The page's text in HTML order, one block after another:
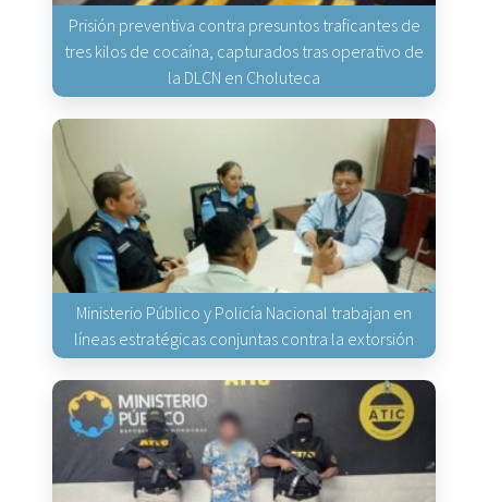
Prisión preventiva contra presuntos traficantes de
tres kilos de cocaína, capturados tras operativo de
la DLCN en Choluteca
Ministerio Público y Policía Nacional trabajan en
líneas estratégicas conjuntas contra la extorsión